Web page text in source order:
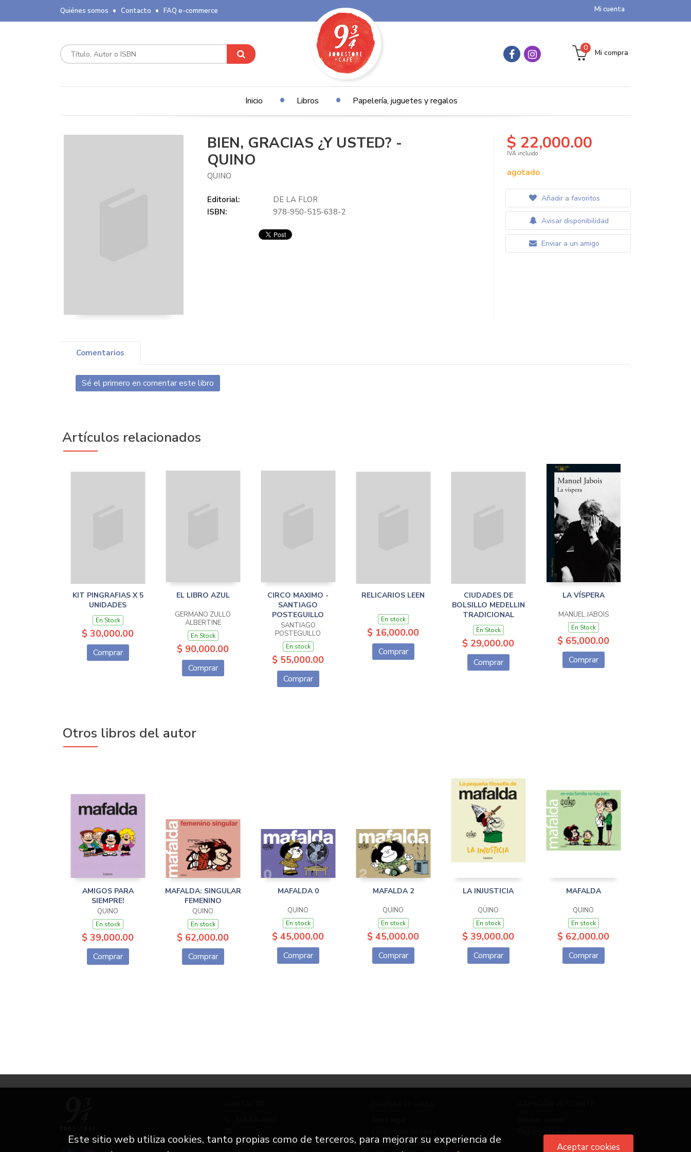
Mi cuenta
Quiénes somos Contacto FAQ e-commerce
Mi compra
0
Inicio Libros Papelería, juguetes y regalos
BIEN, GRACIAS ¿Y USTED? -
QUINO
QUINO
Editorial:
DE LA FLOR
ISBN:
978-950-515-638-2
$ 22,000.00
IVA incluido
agotado
Añadir a favoritos
Avisar disponibilidad
Enviar a un amigo
Comentarios
Sé el primero en comentar este libro
Artículos relacionados
KIT PINGRAFIAS X 5
UNIDADES
En Stock
$ 30,000.00
Comprar
EL LIBRO AZUL
GERMANO ZULLO
ALBERTINE
En Stock
$ 90,000.00
Comprar
CIRCO MAXIMO -
SANTIAGO
POSTEGUILLO
SANTIAGO
POSTEGUILLO
En stock
$ 55,000.00
Comprar
RELICARIOS LEEN
En stock
$ 16,000.00
Comprar
CIUDADES DE
BOLSILLO MEDELLIN
TRADICIONAL
En Stock
$ 29,000.00
Comprar
LA VÍSPERA
MANUEL JABOIS
En Stock
$ 65,000.00
Comprar
Otros libros del autor
AMIGOS PARA
SIEMPRE!
QUINO
En stock
$ 39,000.00
Comprar
MAFALDA: SINGULAR
FEMENINO
QUINO
En stock
$ 62,000.00
Comprar
MAFALDA 0
QUINO
En stock
$ 45,000.00
Comprar
MAFALDA 2
QUINO
En stock
$ 45,000.00
Comprar
LA INJUSTICIA
QUINO
En stock
$ 39,000.00
Comprar
MAFALDA
QUINO
En stock
$ 62,000.00
Comprar
info.nuevetrescuartos@gmail.com
Protección de datos
Este sitio web utiliza cookies, tanto propias como de terceros, para mejorar su experiencia de
Aceptar cookies